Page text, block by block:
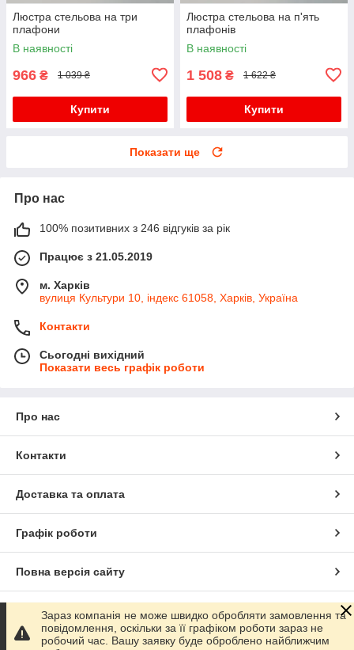
Люстра стельова на три
плафони
В наявності
966 ₴ 1 039 ₴
Купити
Люстра стельова на п'ять
плафонів
В наявності
1 508 ₴ 1 622 ₴
Купити
Показати ще
Про нас
100% позитивних з 246 відгуків за рік
Працює з 21.05.2019
м. Харків
вулиця Культури 10, індекс 61058, Харків, Україна
Контакти
Сьогодні вихідний
Показати весь графік роботи
Про нас
Контакти
Доставка та оплата
Графік роботи
Повна версія сайту
Сайт створено на маркетплейсі Prom.ua
Зараз компанія не може швидко обробляти замовлення та
повідомлення, оскільки за її графіком роботи зараз не
робочий час. Вашу заявку буде оброблено найближчим